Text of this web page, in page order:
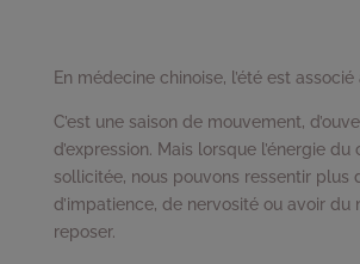
En médecine chinoise, l’été est
C’est une saison de mouvement,
d’expression. Mais lorsque l’énergie
sollicitée, nous pouvons ressentir plus
d’impatience, de nervosité ou avoir du
reposer.